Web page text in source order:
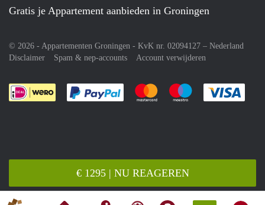
€ 1295 | NU REAGEREN
Gratis je Appartement aanbieden in Groningen
© 2026 - Appartementen Groningen - KvK nr. 02094127 – Nederland
Disclaimer
Spam & nep-accounts Account verwijderen
Je rekent gemakkelijk af met Paypal
Je rekent gemakkelijk af met
Je rekent